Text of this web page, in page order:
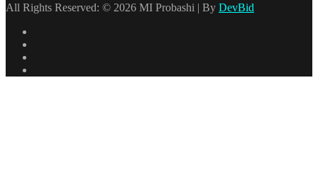
All Rights Reserved: © 2026 MI Probashi | By DevBid